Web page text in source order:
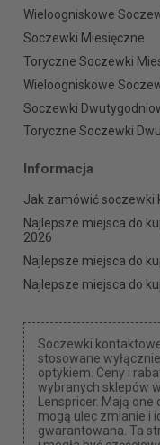
Wieloogniskowe
Soczewki Miesięczne
Toryczne Soczewki
Wieloogniskowe
Soczewki
Toryczne Soczewki
Informacja
Jak zamówić soczewki
Najlepsze miejsca do
2026
Najlepsze miejsca do
Najlepsze miejsca do
Soczewki
stosowane
optykiem. Ceny i
wybranych sklepów
Lenspricer. Mają one
mogą ulec zmianie i
gwarantowana. Ta